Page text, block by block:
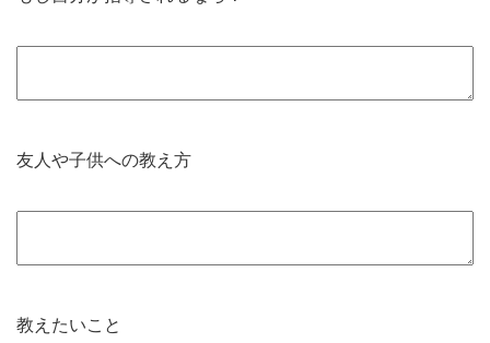
友人や子供への教え方
教えたいこと